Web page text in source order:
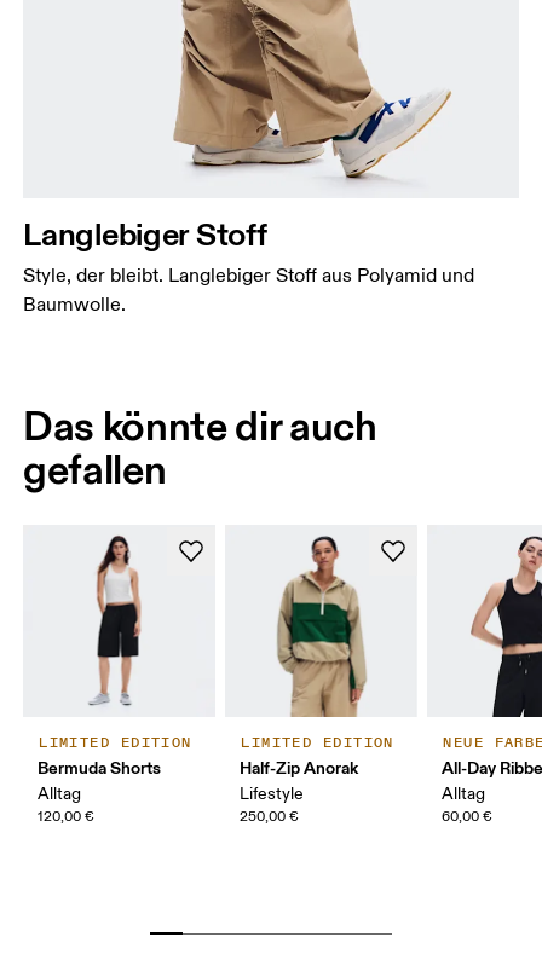
Langlebiger Stoff
Style, der bleibt. Langlebiger Stoff aus Polyamid und
Baumwolle.
Das könnte dir auch
gefallen
LIMITED EDITION
Bermuda Shorts
Alltag
120,00 €
LIMITED EDITION
Half-Zip Anorak
Lifestyle
250,00 €
NEUE
All-Day
Alltag
60,00 €